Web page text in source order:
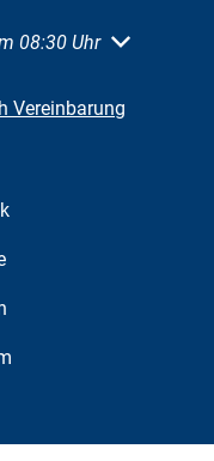
oder Schließzeiten
08:30 Uhr
Vereinbarung